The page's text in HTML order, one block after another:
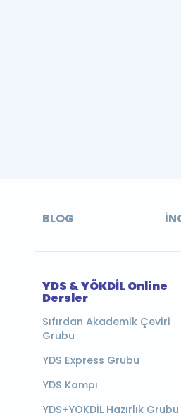
BLOG
YDS & YÖKDİL Online
Dersler
Sıfırdan Akademik Çeviri
Grubu
YDS Express Grubu
YDS Kampı
YDS+YÖKDİL Hazırlık Grubu